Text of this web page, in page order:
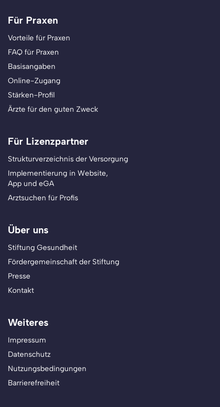
Für Praxen
Vorteile für Praxen
FAQ für Praxen
Basisangaben
Online-Zugang
Stärken-Profil
Ärzte für den guten Zweck
Für Lizenzpartner
Strukturverzeichnis der Versorgung
Implementierung in Website,
App und eGA
Arztsuchen für Profis
Über uns
Stiftung Gesundheit
Fördergemeinschaft der Stiftung
Presse
Kontakt
Weiteres
Impressum
Datenschutz
Nutzungsbedingungen
Barrierefreiheit